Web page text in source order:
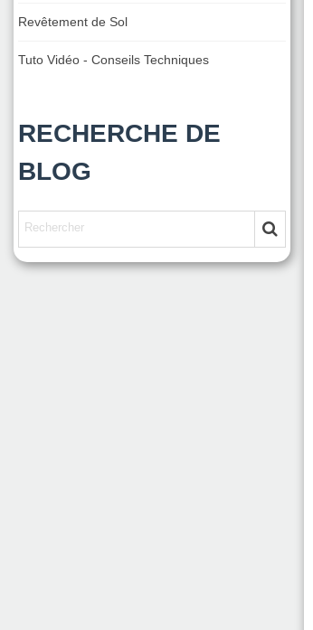
Revêtement de Sol
Tuto Vidéo - Conseils Techniques
RECHERCHE DE
BLOG